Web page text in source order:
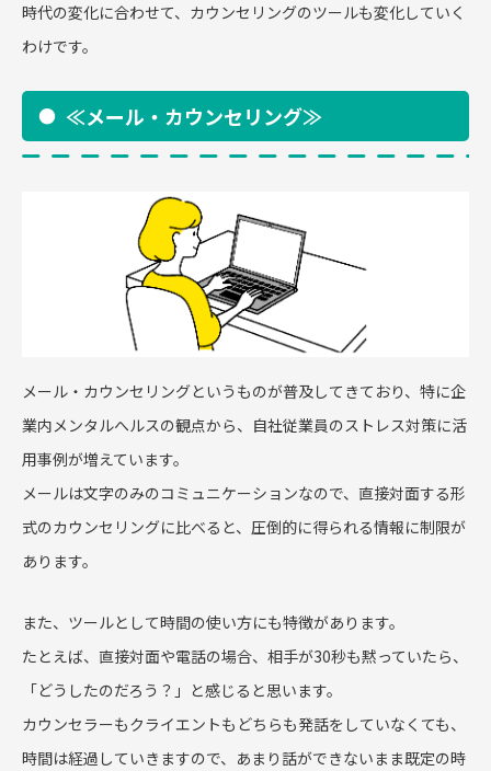
時代の変化に合わせて、カウンセリングのツールも変化していく
わけです。
≪メール・カウンセリング≫
メール・カウンセリングというものが普及してきており、特に企
業内メンタルへルスの観点から、自社従業員のストレス対策に活
用事例が増えています。
メールは文字のみのコミュニケーションなので、直接対面する形
式のカウンセリングに比べると、圧倒的に得られる情報に制限が
あります。
また、ツールとして時間の使い方にも特徴があります。
たとえば、直接対面や電話の場合、相手が30秒も黙っていたら、
「どうしたのだろう？」と感じると思います。
カウンセラーもクライエントもどちらも発話をしていなくても、
時間は経過していきますので、あまり話ができないまま既定の時